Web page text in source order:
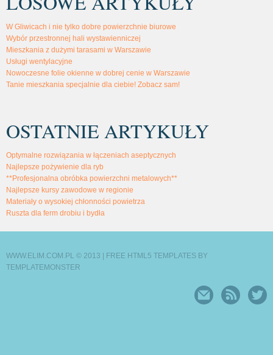
W Gliwicach i nie tylko dobre powierzchnie biurowe
Wybór przestronnej hali wystawienniczej
Mieszkania z dużymi tarasami w Warszawie
Usługi wentylacyjne
Nowoczesne folie okienne w dobrej cenie w Warszawie
Tanie mieszkania specjalnie dla ciebie! Zobacz sam!
OSTATNIE ARTYKUŁY
Optymalne rozwiązania w łączeniach aseptycznych
Najlepsze pożywienie dla ryb
**Profesjonalna obróbka powierzchni metalowych**
Najlepsze kursy zawodowe w regionie
Materiały o wysokiej chłonności powietrza
Ruszta dla ferm drobiu i bydła
WWW.ELIM.COM.PL © 2013 | FREE HTML5 TEMPLATES BY
TEMPLATEMONSTER